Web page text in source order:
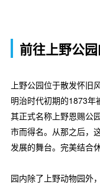
前往上野公
上野公园位于散发怀旧
明治时代初期的1873年
其正式名称上野恩赐公
市而得名。从那之后，
发展的舞台。完美结合
园内除了上野动物园外